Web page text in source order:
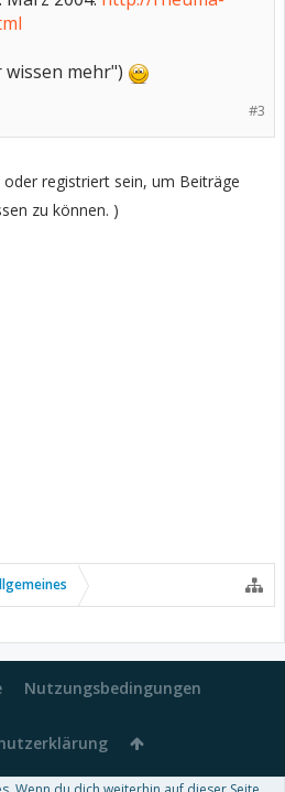
mehr")
#3
registriert sein, um Beiträge
zu können. )
Nutzungsbedingungen